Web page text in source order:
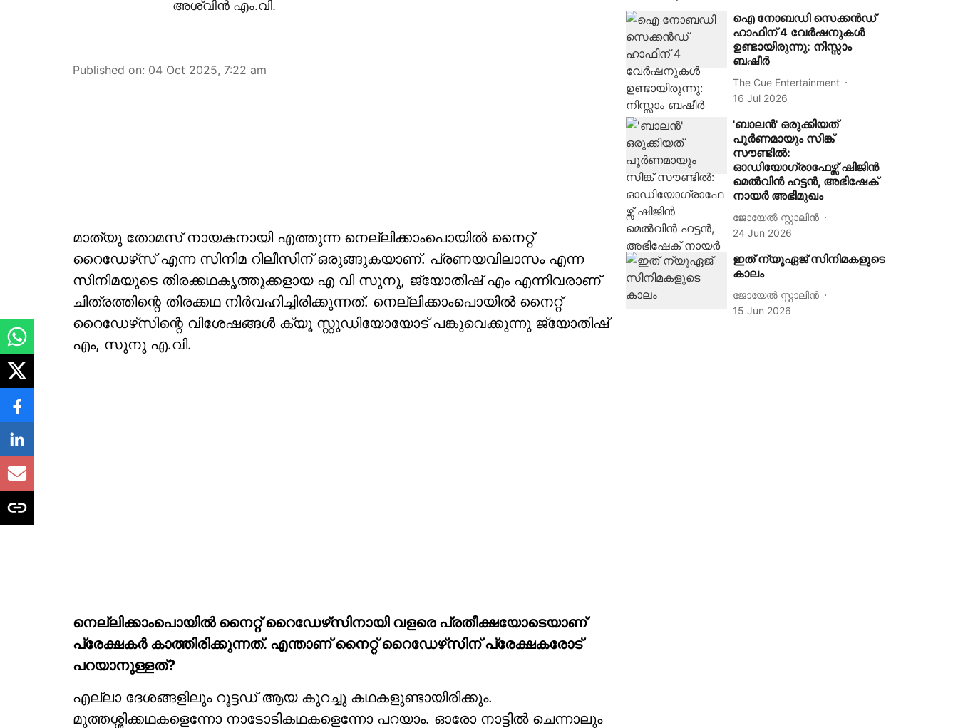
അശ്വിൻ എം.വി.
Published on: 04 Oct 2025, 7:22 am
മാത്യു തോമസ് നായകനായി എത്തുന്ന നെല്ലിക്കാംപൊയിൽ നൈറ്റ്
റൈഡേഴ്‌സ് എന്ന സിനിമ റിലീസിന് ഒരുങ്ങുകയാണ്. പ്രണയവിലാസം എന്ന
സിനിമയുടെ തിരക്കഥകൃത്തുക്കളായ എ വി സുനു, ജ്യോതിഷ് എം എന്നിവരാണ്
ചിത്രത്തിന്റെ തിരക്കഥ നിർവഹിച്ചിരിക്കുന്നത്. നെല്ലിക്കാംപൊയിൽ നൈറ്റ്
റൈഡേഴ്‌സിന്റെ വിശേഷങ്ങൾ ക്യൂ സ്റ്റുഡിയോയോട് പങ്കുവെക്കുന്നു ജ്യോതിഷ്
എം, സുനു എ.വി.
നെല്ലിക്കാംപൊയിൽ നൈറ്റ് റൈഡേഴ്‌സിനായി വളരെ പ്രതീക്ഷയോടെയാണ്
പ്രേക്ഷകർ കാത്തിരിക്കുന്നത്. എന്താണ് നൈറ്റ് റൈഡേഴ്‌സിന് പ്രേക്ഷകരോട്
പറയാനുള്ളത്?
എല്ലാ ദേശങ്ങളിലും റൂട്ടഡ് ആയ കുറച്ചു കഥകളുണ്ടായിരിക്കും.
മുത്തശ്ശിക്കഥകളെന്നോ നാടോടികഥകളെന്നോ പറയാം. ഓരോ നാട്ടിൽ ചെന്നാലും
ഐ നോബഡി സെക്കന്‍ഡ്
ഹാഫിന് 4 വേര്‍ഷനുകള്‍
ഉണ്ടായിരുന്നു: നിസ്സാം
ബഷീർ
The Cue Entertainment
16 Jul 2026
'ബാലൻ' ഒരുക്കിയത്
പൂർണമായും സിങ്ക്
സൗണ്ടിൽ:
ഓഡിയോഗ്രാഫേഴ്സ് ഷിജിൻ
മെൽവിൻ ഹട്ടൻ, അഭിഷേക്
നായർ അഭിമുഖം
ജോയേൽ സ്റ്റാലിൻ
24 Jun 2026
ഇത് ന്യൂഏജ് സിനിമകളുടെ
കാലം
ജോയേൽ സ്റ്റാലിൻ
15 Jun 2026